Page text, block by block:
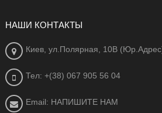
НАШИ КОНТАКТЫ
Киев, ул.Полярная, 10В
Тел: +(38) 067 905 56 04
Email: НАПИШИТЕ НАМ